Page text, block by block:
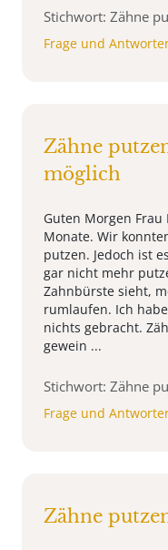
Stichwort: Zähne
Frage und
Zähne
möglich
Guten Morgen
Monate. Wir
putzen. Jedoch ist
gar nicht mehr
Zahnbürste sieht,
rumlaufen. Ich
nichts gebracht.
gewein ...
Stichwort: Zähne
Frage und
Zähne